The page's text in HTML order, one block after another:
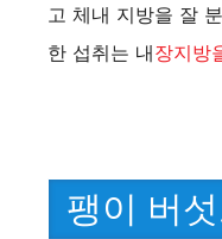
고 체내 지방을 잘
한 섭취는 내장지방
팽이 버